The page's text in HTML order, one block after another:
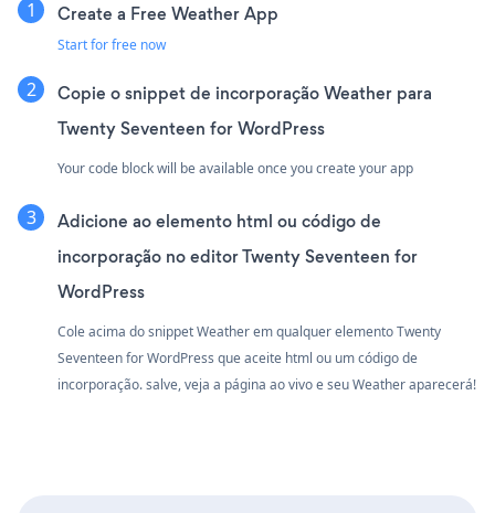
Create a Free Weather App
Start for free now
Copie o snippet de incorporação Weather para
Twenty Seventeen for WordPress
Your code block will be available once you create your app
Adicione ao elemento html ou código de
incorporação no editor Twenty Seventeen for
WordPress
Cole acima do snippet Weather em qualquer elemento Twenty
Seventeen for WordPress que aceite html ou um código de
incorporação. salve, veja a página ao vivo e seu Weather aparecerá!